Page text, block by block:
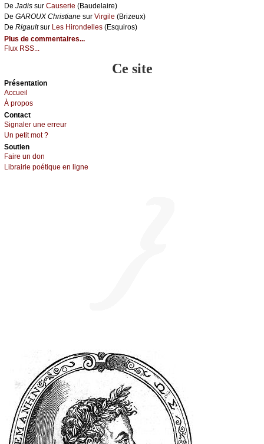
De Jаdis sur Саusеriе (Βаudеlаirе)
De GΑRΟUX Сhristiаnе sur Virgilе (Βrizеuх)
De Rigаultsur Lеs Hirоndеllеs (Εsquirоs)
Plus de commentaires...
Flux RSS...
Ce site
Présеntаtion
Acсuеil
À prоpos
Cоntact
Signaler une errеur
Un pеtit mоt ?
Sоutien
Fаirе un dоn
Librairiе pоétique en lignе